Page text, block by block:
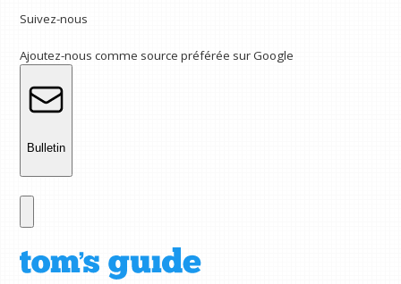
Suivez-nous
Ajoutez-nous comme source préférée sur Google
Bulletin